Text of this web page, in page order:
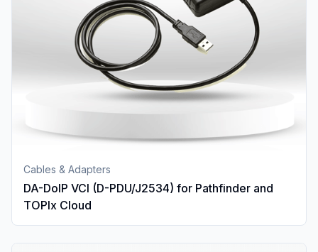
Cables & Adapters
DA-DoIP VCI (D-PDU/J2534) for Pathfinder and
TOPIx Cloud